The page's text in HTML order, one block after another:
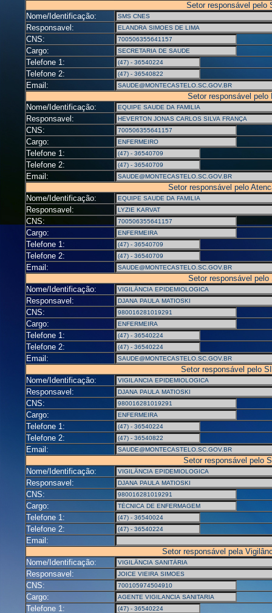
Setor responsável pelo
Nome/Identificação:
Responsavel:
CNS:
Cargo:
Telefone 1:
Telefone 2:
Email:
Setor responsável pelo
Nome/Identificação:
Responsavel:
CNS:
Cargo:
Telefone 1:
Telefone 2:
Email:
Setor responsável pelo
Nome/Identificação:
Responsavel:
CNS:
Cargo:
Telefone 1:
Telefone 2:
Email:
Setor responsável pelo
Nome/Identificação:
Responsavel:
CNS:
Cargo:
Telefone 1:
Telefone 2:
Email:
Setor responsável pelo
Nome/Identificação:
Responsavel:
CNS:
Cargo:
Telefone 1:
Telefone 2:
Email:
Setor responsável pelo
Nome/Identificação:
Responsavel:
CNS:
Cargo:
Telefone 1:
Telefone 2:
Email:
Setor responsável pela
Nome/Identificação:
Responsavel:
CNS:
Cargo:
Telefone 1: